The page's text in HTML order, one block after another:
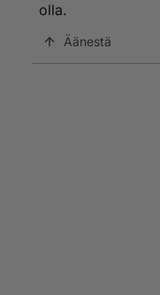
olla.
Äänestä